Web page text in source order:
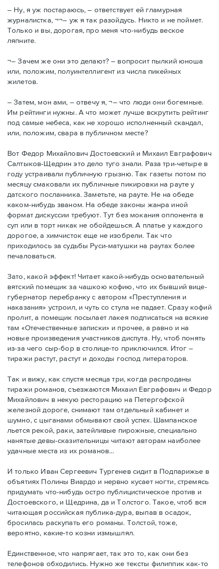
– Ну, я уж постараюсь, – ответствует ей гламурная
журналистка, ¬¬– уж я так разойдусь. Никто и не поймет.
Только и вы, дорогая, про меня что-нибудь веское
ляпните.
¬– Зачем же они это делают? – вопросит пылкий юноша
или, положим, полуинтеллигент из числа пикейных
жилетов.
– Затем, мон ами, – отвечу я, ¬– что люди они богемные.
Им рейтинги нужны. А что может лучше вскрутить рейтинг
под самые небеса, как не хорошо исполненный скандал,
или, положим, свара в публичном месте?
Вот Федор Михайлович Достоевский и Михаил Евграфович
Салтыков-Щедрин это дело туго знали. Раза три-четыре в
году устраивали публичную грызню. Так газеты потом по
месяцу смаковали их публичные пикировки на рауте у
датского посланника. Заметьте, на рауте. Не на обеде
каком-нибудь званом. На обеде законы жанра иной
формат дискуссии требуют. Тут без мокания оппонента в
суп или в торт никак не обойдешься. А платье у каждого
дорогое, а химчисток еще не изобрели. Так что
приходилось за судьбы Руси-матушки на раутах более
печаловаться.
Зато, какой эффект! Читает какой-нибудь основательный
вятский помещик за чашкою кофию, что их бывший вице-
губернатор перебранку с автором «Преступления и
наказания» устроил, и чуть со стула не падает. Сразу кофий
пролит, а помещик посылает лакея подписаться на всякие
там «Отечественные записки» и прочее, а равно и на
новые произведения участников диспута. Ну, чтоб понять
из-за чего сыр-бор в столице-то приключился. Итог –
тиражи растут, растут и доходы господ литераторов.
Так и вижу, как спустя месяца три, когда распроданы
тиражи романов, съезжаются Михаил Евграфович и Федор
Михайлович в некую ресторацию на Петергофской
железной дороге, снимают там отдельный кабинет и
шумно, с цыганами обмывают свой успех. Шампанское
льется рекой, раки, затейливые пирожные, специально
нанятые девы-сказительницы читают авторам наиболее
удачные места из их романов…
И только Иван Сергеевич Тургенев сидит в Подпарижье в
объятиях Полины Виардо и нервно кусает ногти, стремясь
придумать что-нибудь остро публицистическое против и
Достоевского, и Щедрина, да и Толстого. Такое, чтоб вся
читающая российская публика-дура, выпав в осадок,
бросилась раскупать его романы. Толстой, тоже,
вероятно, какие-то козни измышлял.
Единственное, что напрягает, так это то, как они без
телефонов обходились. Нужно же тексты филиппик как-то